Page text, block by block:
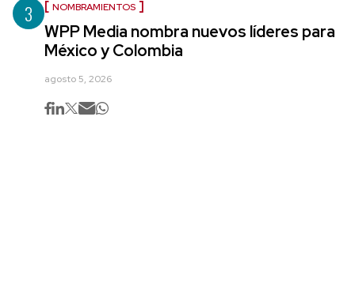
3 NOMBRAMIENTOS
WPP Media nombra nuevos líderes para
México y Colombia
agosto 5, 2026